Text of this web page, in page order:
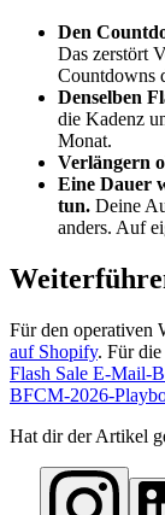
Den
Das zerstört
Countdowns
Denselben
die Kadenz
Monat.
Verlängern
Eine Dauer
tun. Deine
anders. Auf
Für den operativen
auf Shopify. Für die
Flash Sale E-Mail-
BFCM-2026-
Hat dir der Artikel